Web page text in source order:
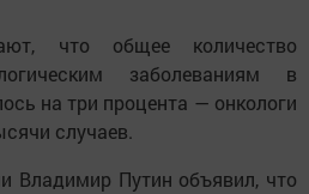
что общее количество
заболеваниям в
на три процента — онкологи
случаев.
Владимир Путин объявил, что